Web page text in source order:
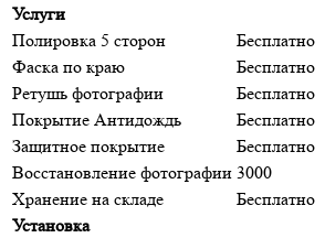
Услуги
Полировка 5 сторон
Бесплатно
Фаска по краю
Бесплатно
Ретушь фотографии
Бесплатно
Покрытие Антидождь
Бесплатно
Защитное покрытие
Бесплатно
Восстановление фотографии 3000
Хранение на складе
Бесплатно
Установка